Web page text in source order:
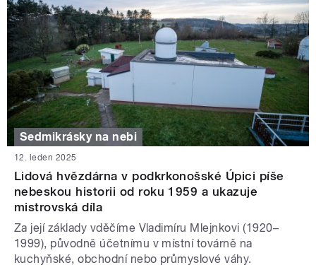
Sedmikrásky na nebi
12. leden 2025
Lidová hvězdárna v podkrkonošské Úpici píše
nebeskou historii od roku 1959 a ukazuje
mistrovská díla
Za její základy vděčíme Vladimíru Mlejnkovi (1920–
1999), původně účetnímu v místní továrně na
kuchyňské, obchodní nebo průmyslové váhy.